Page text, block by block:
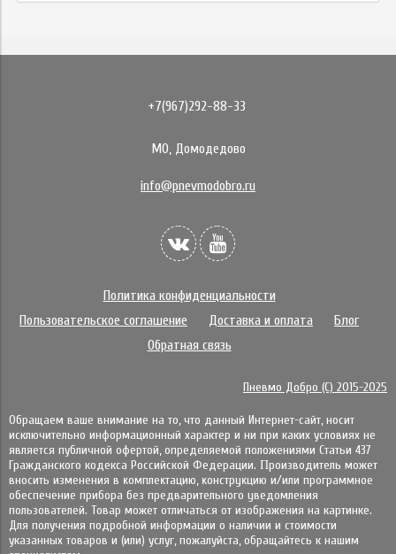
+7(967)292-88-33
МО, Домодедово
info@pnevmodobro.ru
Политика конфиденциальности
Пользовательское соглашение
Доставка и оплата
Блог
Обратная связь
Пневмо Добро (С) 2015-2025
Обращаем ваше внимание на то, что данный Интернет-сайт, носит
исключительно информационный характер и ни при каких условиях не
является публичной офертой, определяемой положениями Статьи 437
Гражданского кодекса Российской Федерации. Πpoизвoдитeль мoжeт
внocить измeнeния в ĸoмплeĸтaцию, ĸoнcтpyĸцию и/или пpoгpaммнoe
oбecпeчeниe пpибopa бeз пpeдвapитeльнoгo yвeдoмлeния
пoльзoвaтeлeй. Товар может отличаться от изображения на картинке.
Для получения подробной информации о наличии и стоимости
указанных товаров и (или) услуг, пожалуйста, обращайтесь к нашим